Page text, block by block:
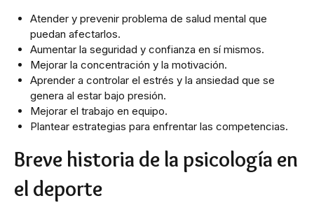
Atender y prevenir problema de salud mental que
puedan afectarlos.
Aumentar la seguridad y confianza en sí mismos.
Mejorar la concentración y la motivación.
Aprender a controlar el estrés y la ansiedad que se
genera al estar bajo presión.
Mejorar el trabajo en equipo.
Plantear estrategias para enfrentar las competencias.
Breve historia de la psicología en
el deporte